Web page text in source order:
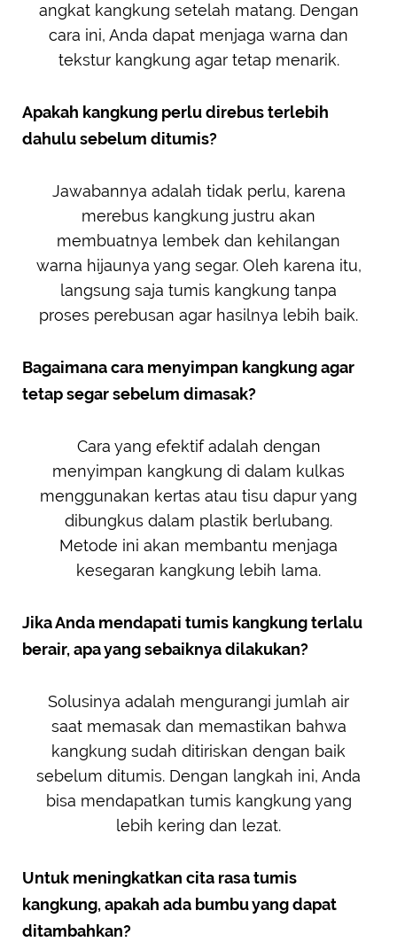
angkat kangkung setelah matang. Dengan
cara ini, Anda dapat menjaga warna dan
tekstur kangkung agar tetap menarik.
Apakah kangkung perlu direbus terlebih
dahulu sebelum ditumis?
Jawabannya adalah tidak perlu, karena
merebus kangkung justru akan
membuatnya lembek dan kehilangan
warna hijaunya yang segar. Oleh karena itu,
langsung saja tumis kangkung tanpa
proses perebusan agar hasilnya lebih baik.
Bagaimana cara menyimpan kangkung agar
tetap segar sebelum dimasak?
Cara yang efektif adalah dengan
menyimpan kangkung di dalam kulkas
menggunakan kertas atau tisu dapur yang
dibungkus dalam plastik berlubang.
Metode ini akan membantu menjaga
kesegaran kangkung lebih lama.
Jika Anda mendapati tumis kangkung terlalu
berair, apa yang sebaiknya dilakukan?
Solusinya adalah mengurangi jumlah air
saat memasak dan memastikan bahwa
kangkung sudah ditiriskan dengan baik
sebelum ditumis. Dengan langkah ini, Anda
bisa mendapatkan tumis kangkung yang
lebih kering dan lezat.
Untuk meningkatkan cita rasa tumis
kangkung, apakah ada bumbu yang dapat
ditambahkan?